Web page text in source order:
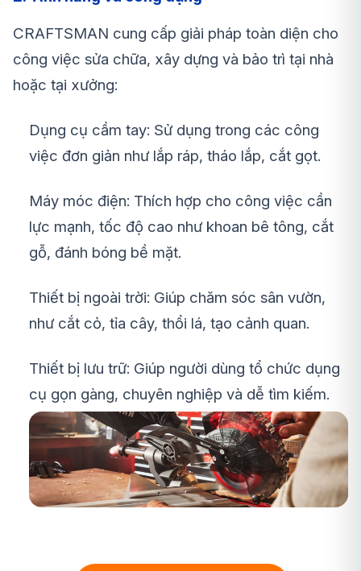
CRAFTSMAN cung cấp giải pháp toàn diện cho
công việc sửa chữa, xây dựng và bảo trì tại nhà
hoặc tại xưởng:
Dụng cụ cầm tay: Sử dụng trong các công
việc đơn giản như lắp ráp, tháo lắp, cắt gọt.
Máy móc điện: Thích hợp cho công việc cần
lực mạnh, tốc độ cao như khoan bê tông, cắt
gỗ, đánh bóng bề mặt.
Thiết bị ngoài trời: Giúp chăm sóc sân vườn,
như cắt cỏ, tỉa cây, thổi lá, tạo cảnh quan.
Thiết bị lưu trữ: Giúp người dùng tổ chức dụng
cụ gọn gàng, chuyên nghiệp và dễ tìm kiếm.